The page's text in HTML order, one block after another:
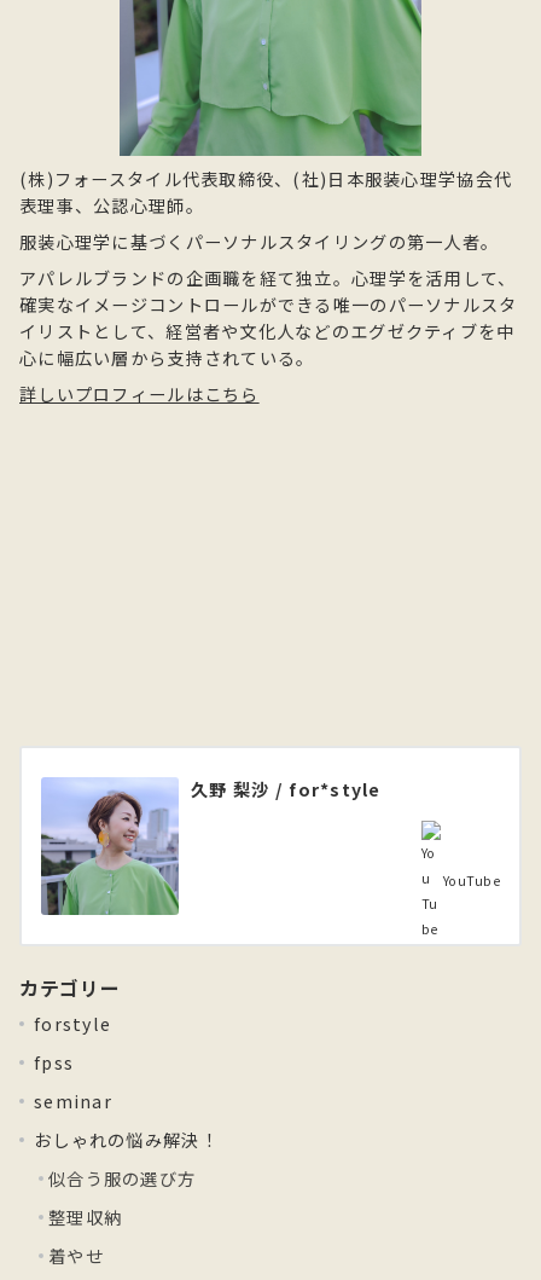
(株)フォースタイル代表取締役、(社)日本服装心理学協会代
表理事、公認心理師。
服装心理学に基づくパーソナルスタイリングの第一人者。
アパレルブランドの企画職を経て独立。心理学を活用して、
確実なイメージコントロールができる唯一のパーソナルスタ
イリストとして、経営者や文化人などのエグゼクティブを中
心に幅広い層から支持されている。
詳しいプロフィールはこちら
久野 梨沙 / for*style
YouTube
カテゴリー
forstyle
fpss
seminar
おしゃれの悩み解決！
似合う服の選び方
整理収納
着やせ